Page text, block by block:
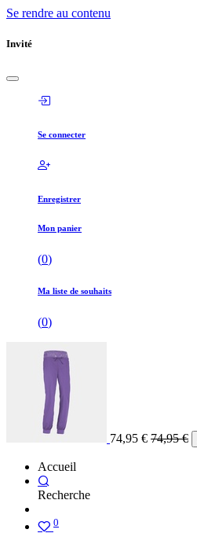
Se rendre au contenu
Invité
Se connecter
Enregistrer
Mon panier
(0)
Ma liste de souhaits
(0)
74,95 € 74,95€
Accueil
Recherche
0